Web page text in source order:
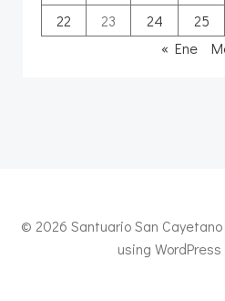
22
23 24 25
« Ene
© 2026 Santuario San
using